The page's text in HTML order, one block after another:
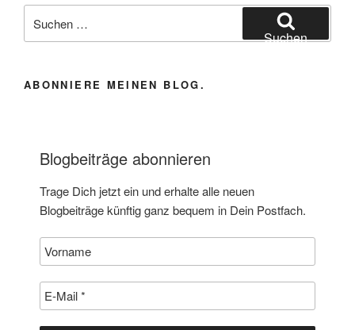
nach:
Suchen
ABONNIERE MEINEN BLOG.
Blogbeiträge abonnieren
Trage Dich jetzt ein und erhalte alle neuen
Blogbeiträge künftig ganz bequem in Dein Postfach.